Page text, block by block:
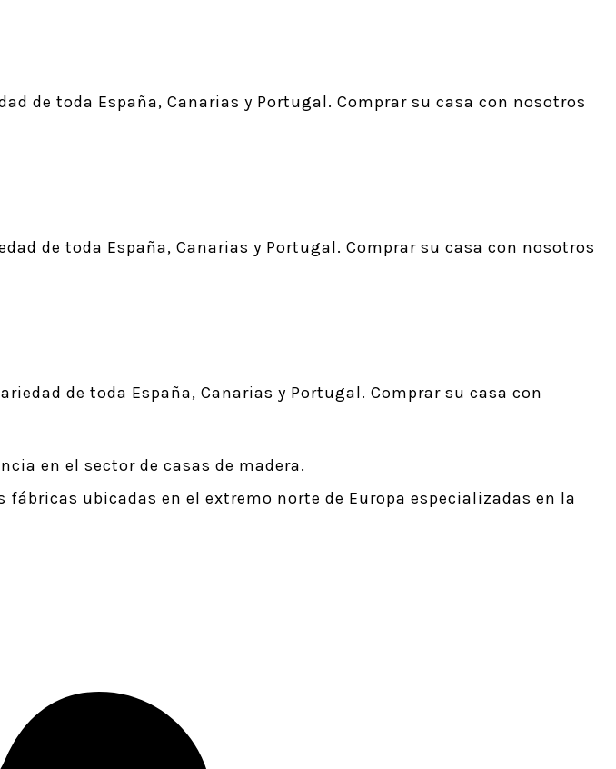
de toda España, Canarias y Portugal. Comprar su casa con nosotros
de toda España, Canarias y Portugal. Comprar su casa con nosotros
de toda España, Canarias y Portugal. Comprar su casa con
en el sector de casas de madera.
ubicadas en el extremo norte de Europa especializadas en la